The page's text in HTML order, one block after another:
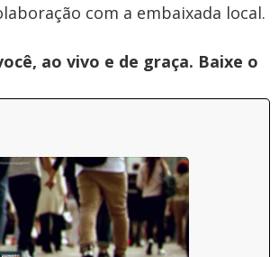
com a embaixada local.
ao vivo e de graça. Baixe o